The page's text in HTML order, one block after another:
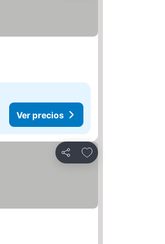
Ver precios
Compartir
Agregar a favoritos